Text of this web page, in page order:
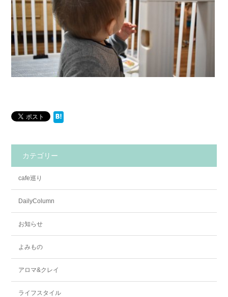
カテゴリー
cafe巡り
DailyColumn
お知らせ
よみもの
アロマ&クレイ
ライフスタイル